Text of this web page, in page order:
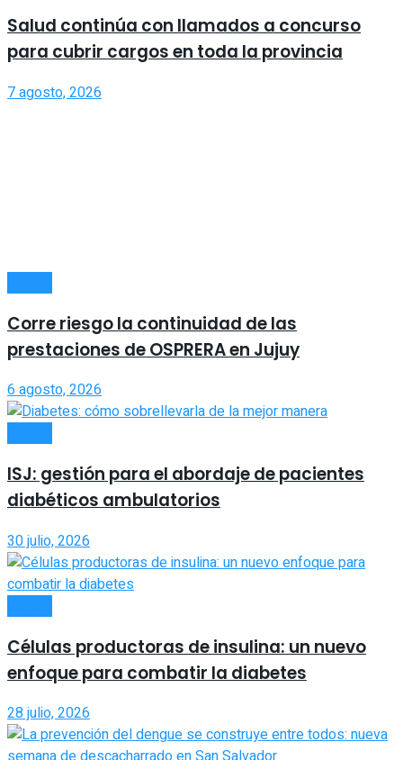
Salud continúa con llamados a concurso
para cubrir cargos en toda la provincia
7 agosto, 2026
Corre riesgo la continuidad de las
prestaciones de OSPRERA en Jujuy
6 agosto, 2026
ISJ: gestión para el abordaje de pacientes
diabéticos ambulatorios
30 julio, 2026
Células productoras de insulina: un nuevo
enfoque para combatir la diabetes
28 julio, 2026